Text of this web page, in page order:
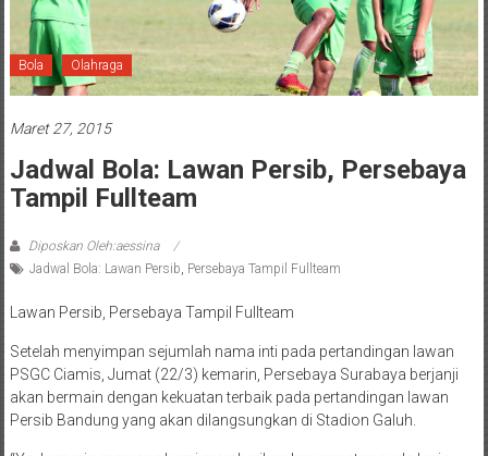
Bola Olahraga
Maret 27, 2015
Jadwal Bola: Lawan Persib, Persebaya
Tampil Fullteam
Diposkan Oleh:aessina
Jadwal Bola: Lawan Persib, Persebaya Tampil Fullteam
Lawan Persib, Persebaya Tampil Fullteam
Setelah menyimpan sejumlah nama inti pada pertandingan lawan
PSGC Ciamis, Jumat (22/3) kemarin, Persebaya Surabaya berjanji
akan bermain dengan kekuatan terbaik pada pertandingan lawan
Persib Bandung yang akan dilangsungkan di Stadion Galuh.